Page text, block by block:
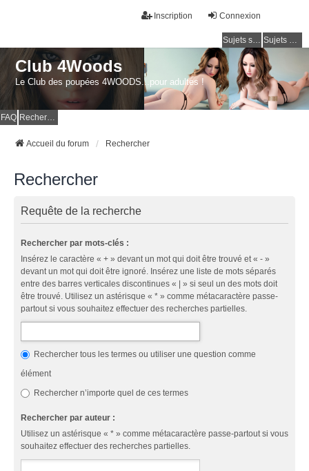
Connexion
Inscription
Sujets sans réponse Sujets actifs
Club 4Woods
Le Club des poupées 4WOODS...pour adultes !
FAQ
Accueil du forum Rechercher
Rechercher
Requête de la recherche
Rechercher par mots-clés :
Insérez le caractère « + » devant un mot qui doit être trouvé et « - »
devant un mot qui doit être ignoré. Insérez une liste de mots séparés
entre des barres verticales discontinues « | » si seul un des mots doit
être trouvé. Utilisez un astérisque « * » comme métacaractère passe-
partout si vous souhaitez effectuer des recherches partielles.
Rechercher tous les termes ou utiliser une question comme
élément
Rechercher n’importe quel de ces termes
Rechercher par auteur :
Utilisez un astérisque « * » comme métacaractère passe-partout si vous
souhaitez effectuer des recherches partielles.